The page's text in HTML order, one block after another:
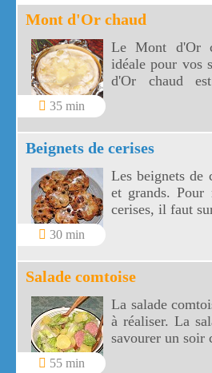
Mont d'Or chaud
35 min
Le Mont d'Or
idéale pour vos
d'Or chaud
savoureux
Beignets de cerises
30 min
Les beignets de
et grands. Pour
cerises, il faut
bien noires et
Salade comtoise
55 min
La salade
à réaliser. La
savourer un soir
en profitant